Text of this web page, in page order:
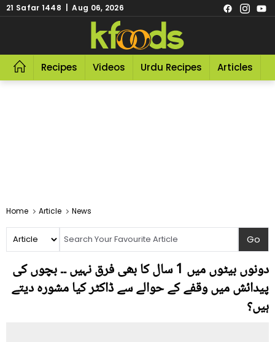
21 Safar 1448 | Aug 06, 2026
Recipes Videos Urdu Recipes Articles
Home Article News
دونوں بیٹوں میں 1 سال کا بھی فرق نہیں ۔۔ بچوں کی
پیدائش میں وقفے کے حوالے سے ڈاکٹر کیا مشورہ دیتے
ہیں؟